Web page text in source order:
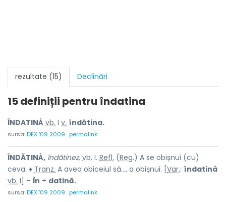
rezultate (15) Declinări
15 definiții pentru îndatina
ÎNDATINÁ vb. I v. îndătina.
sursa:DEX '09 2009 permalink
ÎNDĂTINÁ, îndătinez, vb. I. Refl. (Reg.) A se obișnui (cu)
ceva. ♦ Tranz. A avea obiceiul să..., a obișnui. [ Var.: îndatiná
vb. I] – În + datină.
sursa:DEX '09 2009 permalink